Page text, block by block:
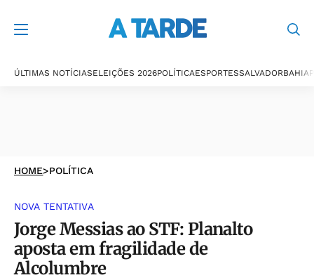
ÚLTIMAS NOTÍCIASELEIÇÕES 2026POLÍTICAESPORTESSALVADORBAHIA
HOME>POLÍTICA
NOVA TENTATIVA
Jorge Messias ao STF: Planalto
aposta em fragilidade de
Alcolumbre